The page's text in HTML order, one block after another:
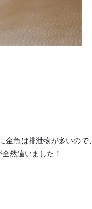
魚は排泄物が多いので、
然違いました！